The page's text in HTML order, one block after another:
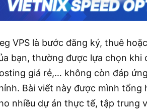
VPS là bước đăng ký, thuê
bạn, thường được lựa chọn
giá rẻ,… không còn đáp
Bài viết này được mình
nhiều dự án thực tế, tập trung